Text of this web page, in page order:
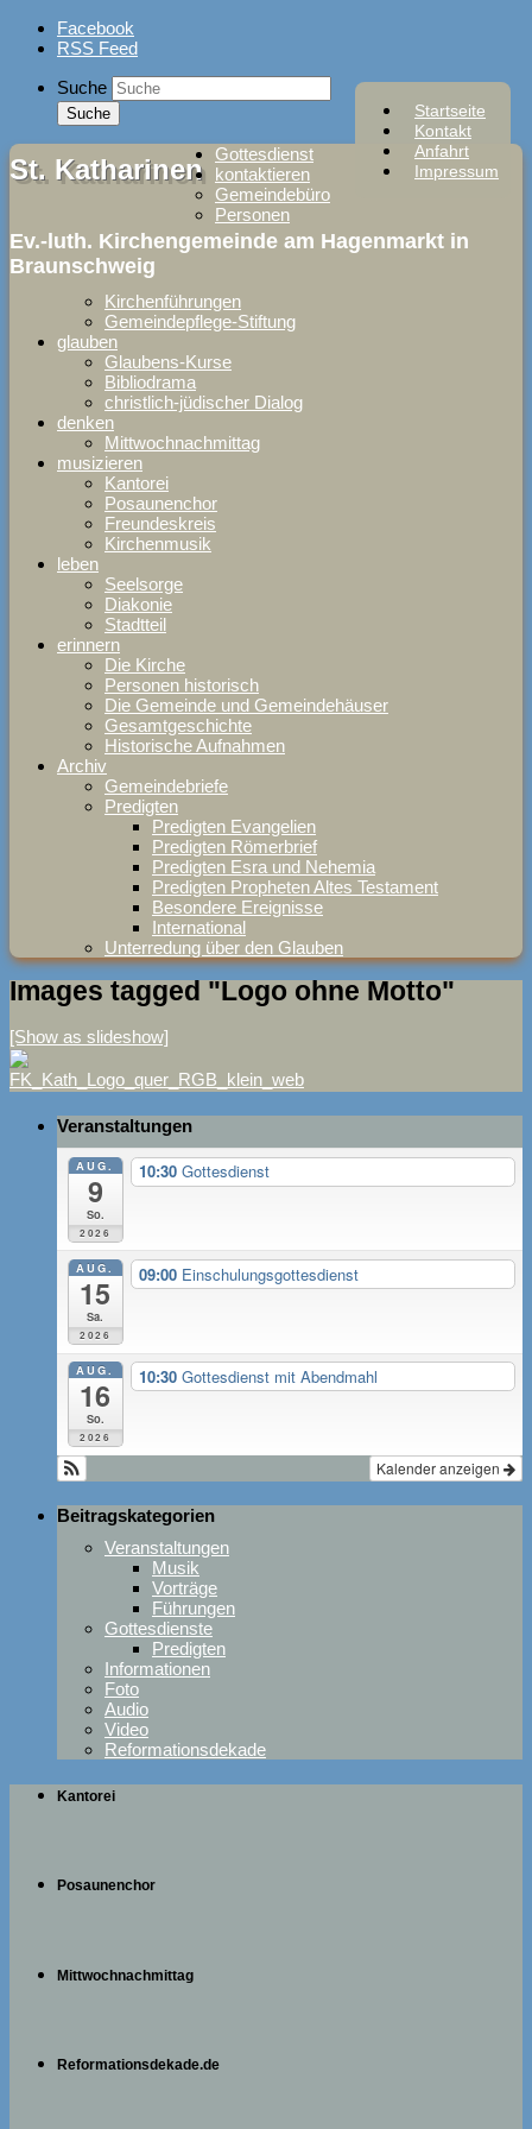
Skip
Facebook
RSS Feed
Startseite
Kontakt
Anfahrt
Impressum
Suche
St. Katharinen
Ev.-luth. Kirchengemeinde am Hagenmarkt in
Braunschweig
Gottesdienst
kontaktieren
Gemeindebüro
Personen
Kirchenführungen
Gemeindepflege-Stiftung
glauben
Glaubens-Kurse
Bibliodrama
christlich-jüdischer Dialog
denken
Mittwochnachmittag
musizieren
Kantorei
Posaunenchor
Freundeskreis
Kirchenmusik
leben
Seelsorge
Diakonie
Stadtteil
erinnern
Die Kirche
Personen historisch
Die Gemeinde und Gemeindehäuser
Gesamtgeschichte
Historische Aufnahmen
Archiv
Gemeindebriefe
Predigten
Predigten Evangelien
Predigten Römerbrief
Predigten Esra und Nehemia
Predigten Propheten Altes Testament
Besondere Ereignisse
International
Unterredung über den Glauben
Images tagged "Logo ohne Motto"
[Show as slideshow]
Veranstaltungen
AUG.
9
So.
2026
10:30 Gottesdienst
AUG.
15
Sa.
2026
09:00 Einschulungsgottesdienst
AUG.
16
So.
2026
10:30 Gottesdienst mit Abendmahl
Kalender anzeigen
Beitragskategorien
Veranstaltungen
Musik
Vorträge
Führungen
Gottesdienste
Predigten
Informationen
Foto
Audio
Video
Reformationsdekade
Kantorei
Posaunenchor
Mittwochnachmittag
Reformationsdekade.de